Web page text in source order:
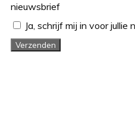
nieuwsbrief
Ja, schrijf mij in voor jullie
Verzenden